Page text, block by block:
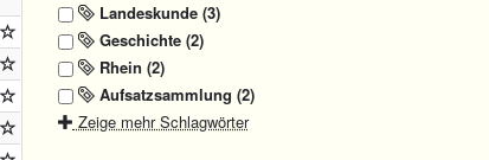
Landeskunde (3)
Geschichte (2)
Rhein (2)
Aufsatzsammlung (2)
Zeige mehr Schlagwörter